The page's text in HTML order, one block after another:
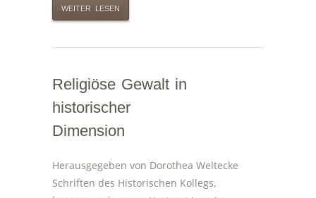
WEITER LESEN
Religiöse Gewalt in
historischer
Dimension
Herausgegeben von Dorothea Weltecke
Schriften des Historischen Kollegs,